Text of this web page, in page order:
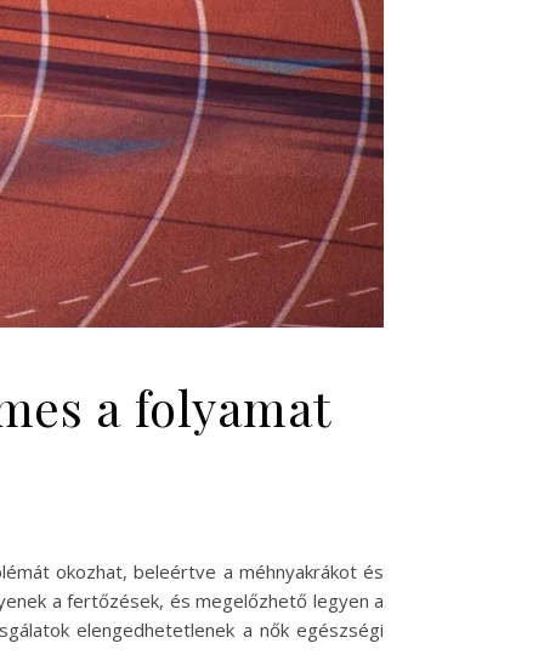
a folyamat
okozhat, beleértve a méhnyakrákot és
a fertőzések, és megelőzhető legyen a
elengedhetetlenek a nők egészségi